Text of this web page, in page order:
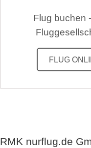
Flug buchen
FLUG
RMK nurflug.de